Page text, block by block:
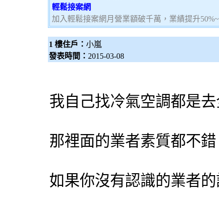
輕鬆接案網
加入輕鬆接案網月營業額破千萬，業績提升
1 樓住戶： 小嵐
發表時間： 2015-03-08
我自己找冷氣空調都是
那裡面的業者素質都不錯
如果你沒有認識的業者